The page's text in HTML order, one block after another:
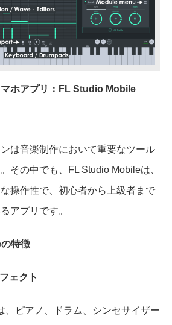
ホアプリ：FL Studio Mobile
は音楽制作において重要なツール
その中でも、FL Studio Mobileは、
操作性で、初心者から上級者まで
アプリです。
特徴
ェクト
、ピアノ、ドラム、シンセサイザー